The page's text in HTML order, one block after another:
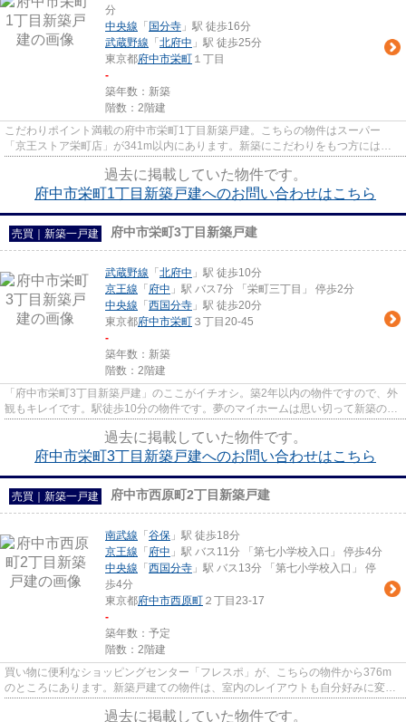
分
中央線 「 国分寺 」駅 徒歩16分
武蔵野線 「 北府中 」駅 徒歩25分
東京都府中市栄町 １丁目
-
築年数：新築
階数：2階建
こだわりポイント満載の府中市栄町1丁目新築戸建。こちらの物件はスーパー
「京王ストア栄町店」が341m以内にあります。新築にこだわりをもつ方には、
過去に掲載していた物件です。
府中市栄町1丁目新築戸建へのお問い合わせはこちら
売買｜新築一戸建 府中市栄町3丁目新築戸建
武蔵野線 「 北府中 」駅 徒歩10分
京王線 「 府中 」駅 バス7分 「栄町三丁目」 停歩2分
中央線 「 西国分寺 」駅 徒歩20分
東京都府中市栄町 ３丁目20-45
-
築年数：新築
階数：2階建
「府中市栄町3丁目新築戸建」のここがイチオシ。築2年以内の物件ですので、外
観もキレイです。駅徒歩10分の物件です。夢のマイホームは思い切って新築の戸
過去に掲載していた物件です。
府中市栄町3丁目新築戸建へのお問い合わせはこちら
売買｜新築一戸建 府中市西原町2丁目新築戸建
南武線 「 谷保 」駅 徒歩18分
京王線 「 府中 」駅 バス11分 「第七小学校入口」 停歩4分
中央線 「 西国分寺 」駅 バス13分 「第七小学校入口」 停
歩4分
東京都府中市西原町 ２丁目23-17
-
築年数：予定
階数：2階建
買い物に便利なショッピングセンター「フレスポ」が、こちらの物件から376m
のところにあります。新築戸建ての物件は、室内のレイアウトも自分好みに変更
過去に掲載していた物件です。